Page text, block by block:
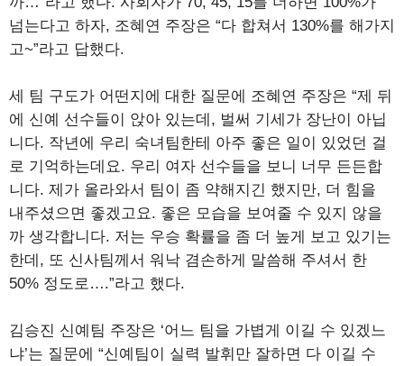
넘는다고 하자, 조혜연 주장은 “다 합쳐서 130%를 해가지
고~”라고 답했다.
세 팀 구도가 어떤지에 대한 질문에 조혜연 주장은 “제 뒤
에 신예 선수들이 앉아 있는데, 벌써 기세가 장난이 아닙
니다. 작년에 우리 숙녀팀한테 아주 좋은 일이 있었던 걸
로 기억하는데요. 우리 여자 선수들을 보니 너무 든든합
니다. 제가 올라와서 팀이 좀 약해지긴 했지만, 더 힘을
내주셨으면 좋겠고요. 좋은 모습을 보여줄 수 있지 않을
까 생각합니다. 저는 우승 확률을 좀 더 높게 보고 있기는
한데, 또 신사팀께서 워낙 겸손하게 말씀해 주셔서 한
50% 정도로….”라고 했다.
김승진 신예팀 주장은 ‘어느 팀을 가볍게 이길 수 있겠느
냐’는 질문에 “신예팀이 실력 발휘만 잘하면 다 이길 수